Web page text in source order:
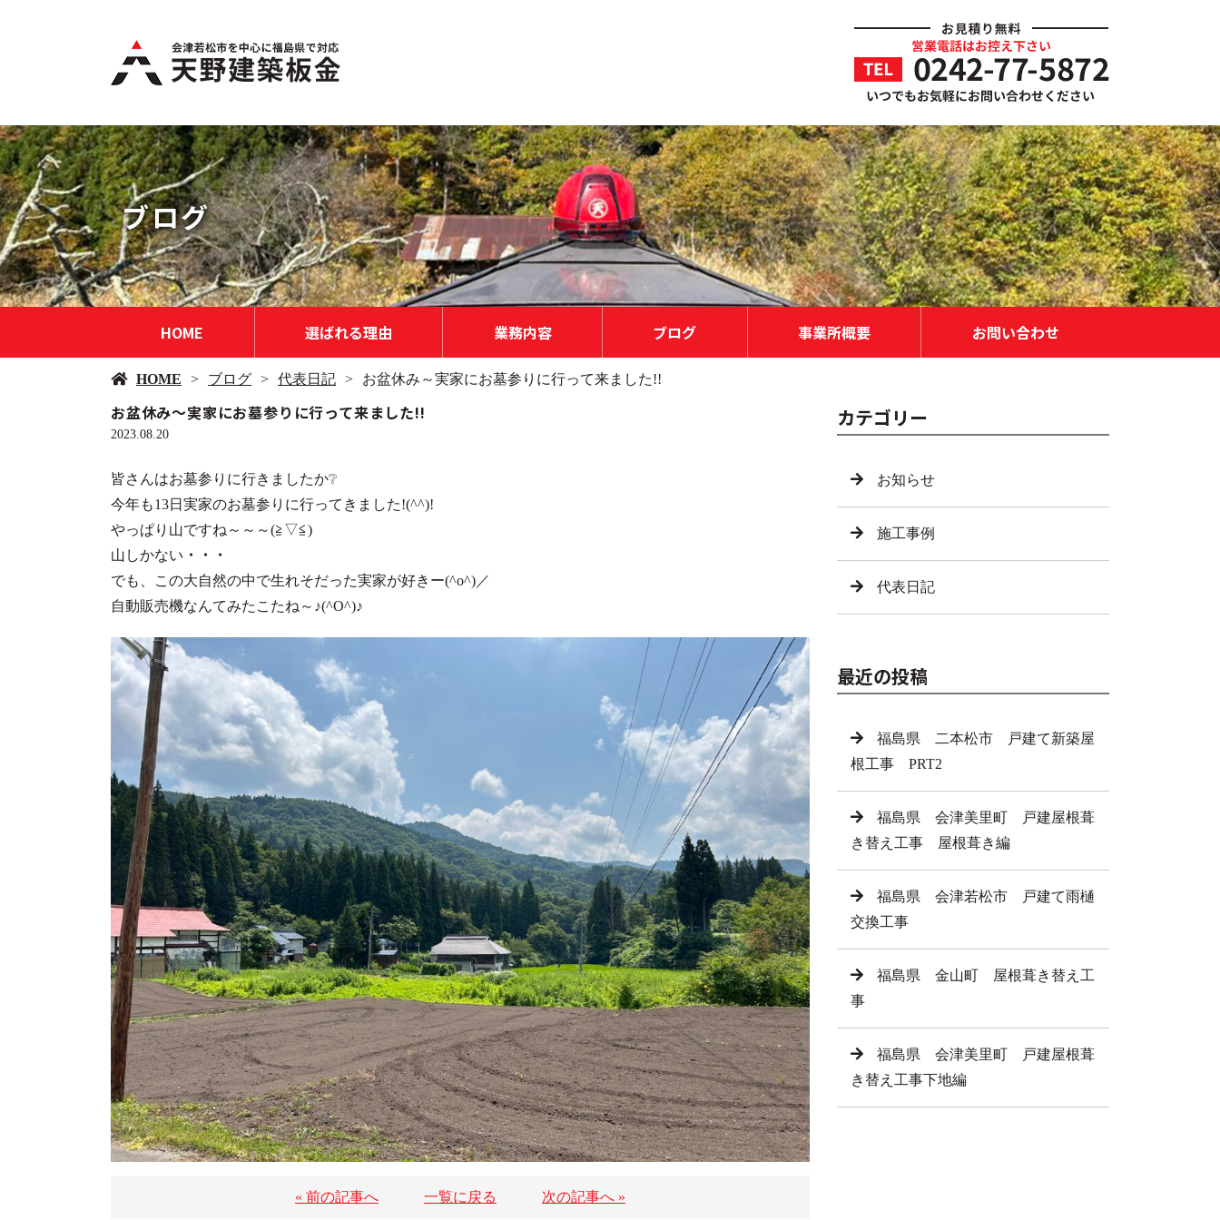
ブログ
HOME 選ばれる理由 業務内容 ブログ 事業所概要 お問い合わせ
HOME ブログ 代表日記 お盆休み～実家にお墓参りに行って来ました!!
お盆休み～実家にお墓参りに行って来ました!!
2023.08.20
皆さんはお墓参りに行きましたか❔
今年も13日実家のお墓参りに行ってきました!(^^)!
やっぱり山ですね～～～(≧▽≦)
山しかない ・・・
でも、この大自然の中で生れそだった実家が好きー(^o^)／
自動販売機なんてみたこたね～♪(^O^)♪
« 前の記事へ 一覧に戻る 次の記事へ »
カテゴリー
お知らせ
施工事例
代表日記
最近の投稿
福島県 二本松市 戸建て新築屋
根工事 PRT2
福島県 会津美里町 戸建屋根葺
き替え工事 屋根葺き編
福島県 会津若松市 戸建て雨樋
交換工事
福島県 金山町 屋根葺き替え工
事
福島県 会津美里町 戸建屋根葺
き替え工事下地編